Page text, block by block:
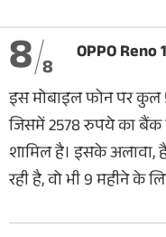
8 8
OPPO Reno
इस मोबाइल फोन पर
जिसमें 2578 रुपये का
शामिल है। इसके अलावा,
रही है, वो भी 9 महीने के